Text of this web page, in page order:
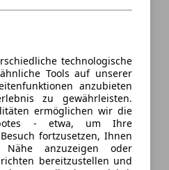
technologische
Tools auf unserer
anzubieten
zu gewährleisten.
ermöglichen wir die
- etwa, um Ihre
fortzusetzen, Ihnen
anzuzeigen oder
bereitzustellen und